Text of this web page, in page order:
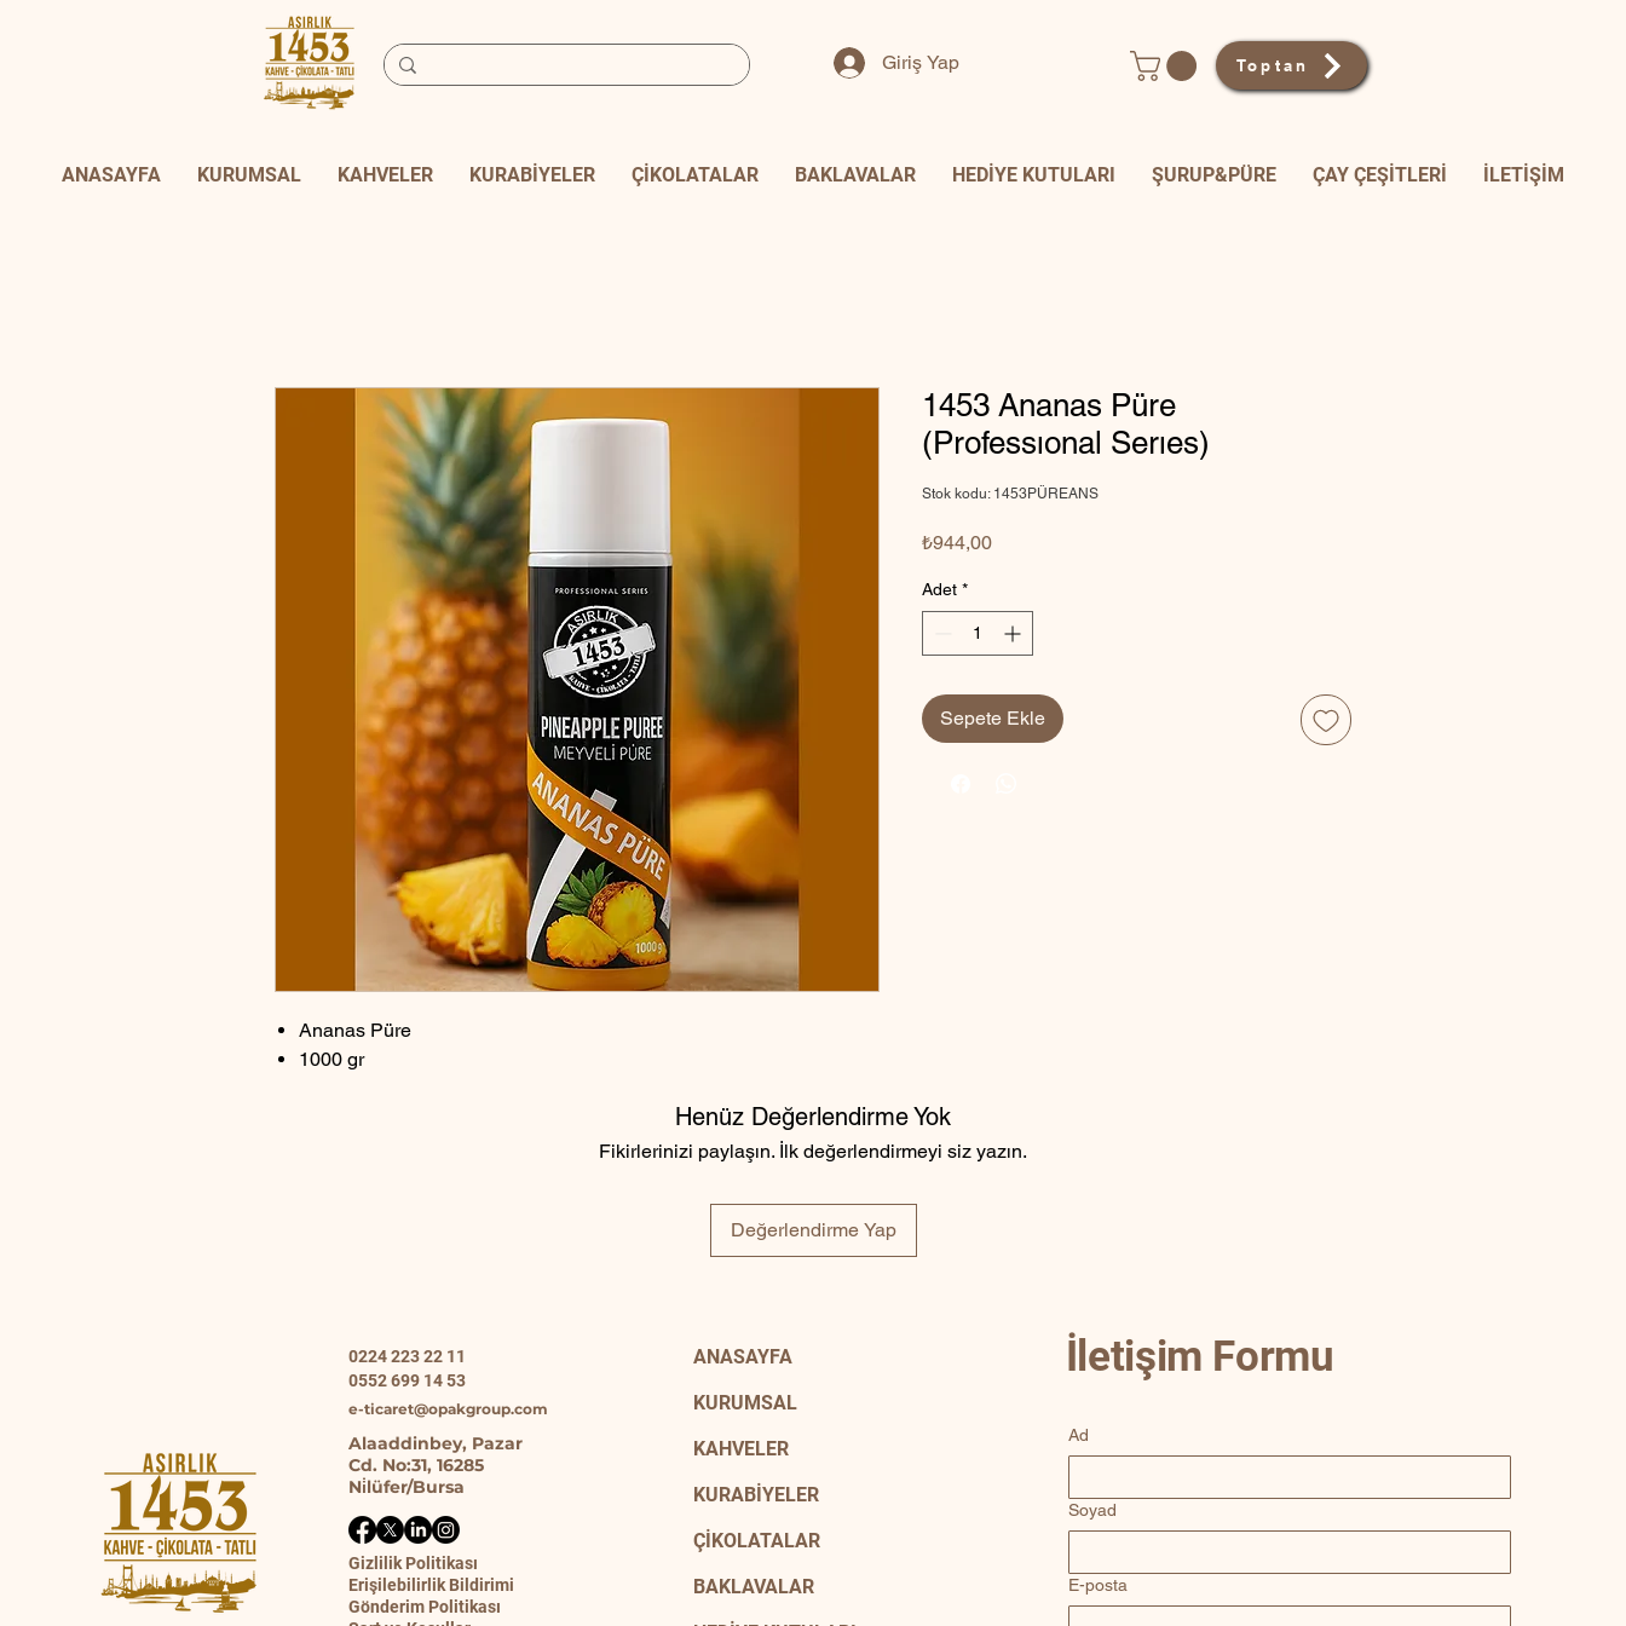
Giriş Yap Toptan
ANASAYFA KURUMSAL KAHVELER KURABİYELER ÇİKOLATALAR BAKLAVALAR HEDİYE KUTULARI ŞURUP&PÜRE ÇAY ÇEŞİTLERİ İLETİŞİM
Ananas Püre
1000 gr
1453 Ananas Püre
(Professıonal Serıes)
Stok kodu: 1453PÜREANS
₺944,00Fiyat
Adet *
Sepete Ekle
Henüz Değerlendirme Yok
Fikirlerinizi paylaşın. İlk değerlendirmeyi siz yazın.
Değerlendirme Yap
0224 223 22 11
0552 699 14 53
e-ticaret@opakgroup.com
Alaaddinbey, Pazar
Cd. No:31, 16285
Ni̇lüfer/Bursa
Gizlilik Politikası
Erişilebilirlik Bildirimi
Gönderim Politikası
ANASAYFA
KURUMSAL
KAHVELER
KURABİYELER
ÇİKOLATALAR
BAKLAVALAR
İletişim Formu
Ad
Soyad
E-posta